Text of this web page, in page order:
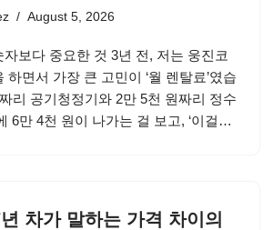
August 5, 2026
보다 중요한 것 3년 전, 저는 웅진코
하면서 가장 큰 고민이 ‘월 렌탈료’였습
리 공기청정기와 2만 5천 원짜리 정수
6만 4천 원이 나가는 걸 보고, ‘이걸…
차가 말하는 가격 차이의